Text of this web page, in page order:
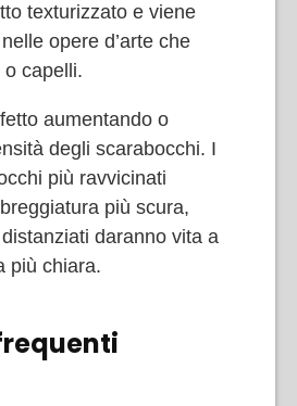
texturizzato e viene
opere d’arte che
capelli.
aumentando o
degli scarabocchi. I
più ravvicinati
più scura,
daranno vita a
più chiara.